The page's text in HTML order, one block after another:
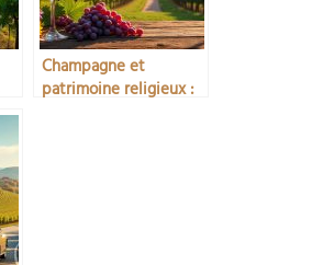
Champagne et
patrimoine religieux :